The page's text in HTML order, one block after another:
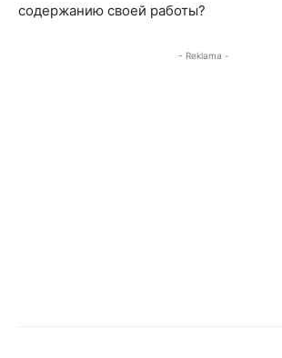
содержанию своей работы?
- Reklama -